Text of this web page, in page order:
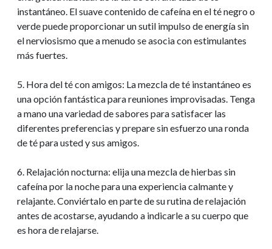
instantáneo. El suave contenido de cafeína en el té negro o
verde puede proporcionar un sutil impulso de energía sin
el nerviosismo que a menudo se asocia con estimulantes
más fuertes.
5. Hora del té con amigos: La mezcla de té instantáneo es
una opción fantástica para reuniones improvisadas. Tenga
a mano una variedad de sabores para satisfacer las
diferentes preferencias y prepare sin esfuerzo una ronda
de té para usted y sus amigos.
6. Relajación nocturna: elija una mezcla de hierbas sin
cafeína por la noche para una experiencia calmante y
relajante. Conviértalo en parte de su rutina de relajación
antes de acostarse, ayudando a indicarle a su cuerpo que
es hora de relajarse.